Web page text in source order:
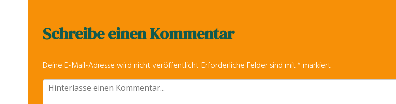
Schreibe einen Kommentar
Deine E-Mail-Adresse wird nicht veröffentlicht.Erforderliche Felder sind mit* markiert